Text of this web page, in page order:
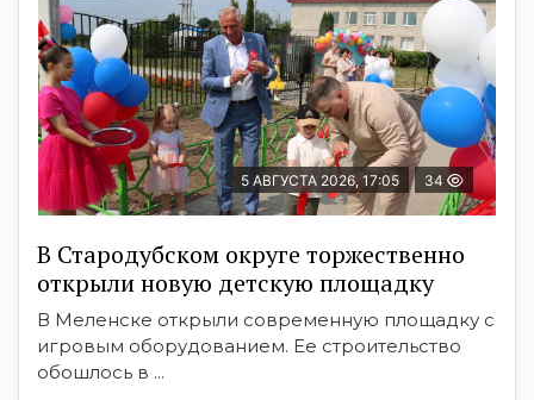
5 АВГУСТА 2026, 17:05 34
В Стародубском округе торжественно
открыли новую детскую площадку
В Меленске открыли современную площадку с
игровым оборудованием. Ее строительство
обошлось в ...